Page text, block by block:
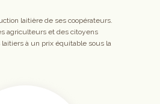
laitière de ses coopérateurs.
agriculteurs et des citoyens
à un prix équitable sous la